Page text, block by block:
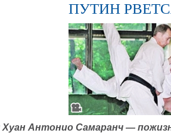
ПУТИН
Хуан Антонио Самаранч —